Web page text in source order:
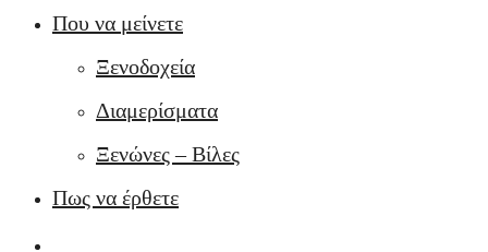
Που να μείνετε
Ξενοδοχεία
Διαμερίσματα
Ξενώνες – Βίλες
Πως να έρθετε